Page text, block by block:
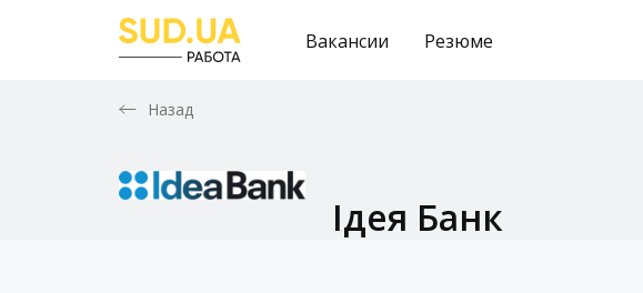
Вакансии Резюме
Назад
Ідея Банк